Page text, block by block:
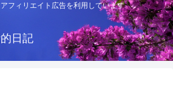
フィリエイト広告を利用しています
日記